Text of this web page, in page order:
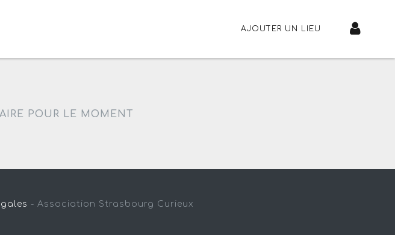
AJOUTER UN LIEU
POUR LE MOMENT
- Association Strasbourg Curieux